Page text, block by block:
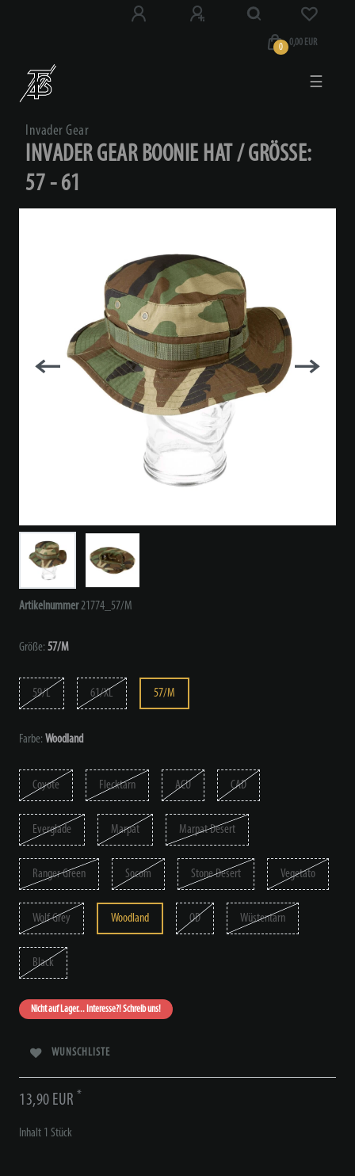
0 0,00 EUR
☰
Invader Gear
INVADER GEAR BOONIE HAT / GRÖSSE: 5
7 - 61
Artikelnummer21774_57/M
Größe: 57/M
59/L 61/XL 57/M
Farbe: Woodland
Coyote Flecktarn ACU CAD
Everglade Marpat Marpat Desert
Ranger Green Socom Stone Desert Vegetato
Wolf Grey Woodland OD Wüstentarn
Black
Nicht auf Lager... Interesse?! Schreib uns!
WUNSCHLISTE
13,90 EUR *
Inhalt 1 Stück